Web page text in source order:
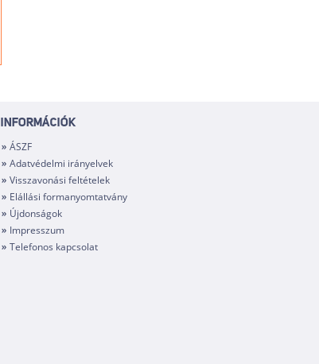
INFORMÁCIÓK
ÁSZF
Adatvédelmi irányelvek
Visszavonási feltételek
Elállási formanyomtatvány
Újdonságok
Impresszum
Telefonos kapcsolat